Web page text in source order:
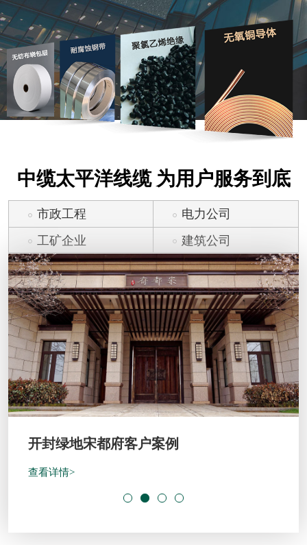
中缆太平洋线缆 为用户服务到底
市政工程
电力公司
工矿企业
建筑公司
开封绿地宋都府客户案例
查看详情>